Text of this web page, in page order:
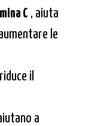
C , aiuta
le
il
a